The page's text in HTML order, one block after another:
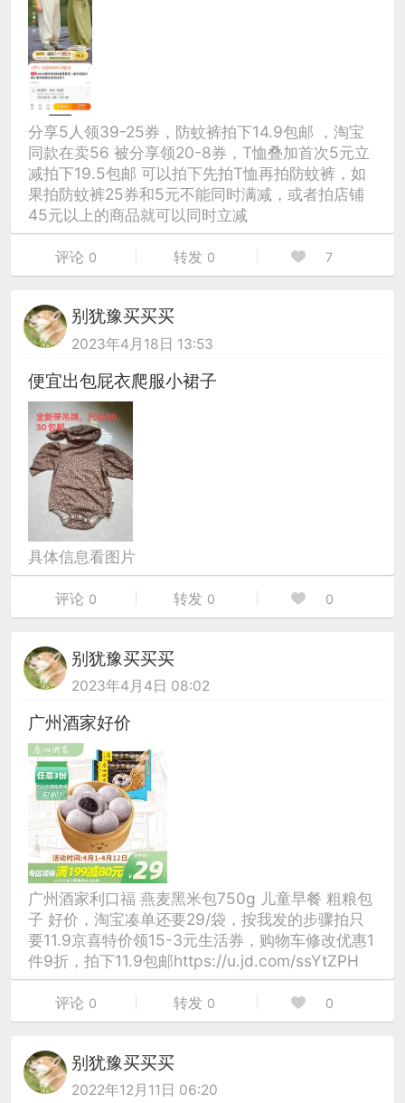
分享5人领39-25券，防蚊裤拍下14.9包邮 ，淘宝
同款在卖56 被分享领20-8券，T恤叠加首次5元立
减拍下19.5包邮 可以拍下先拍T恤再拍防蚊裤，如
果拍防蚊裤25券和5元不能同时满减，或者拍店铺
45元以上的商品就可以同时立减
评论 0 转发 0 7
别犹豫买买买
2023年4月18日 13:53
便宜出包屁衣爬服小裙子
具体信息看图片
评论 0 转发 0 0
别犹豫买买买
2023年4月4日 08:02
广州酒家好价
广州酒家利口福 燕麦黑米包750g 儿童早餐 粗粮包
子 好价，淘宝凑单还要29/袋，按我发的步骤拍只
要11.9京喜特价领15-3元生活券，购物车修改优惠1
件9折，拍下11.9包邮https://u.jd.com/ssYtZPH
评论 0 转发 0 0
别犹豫买买买
2022年12月11日 06:20